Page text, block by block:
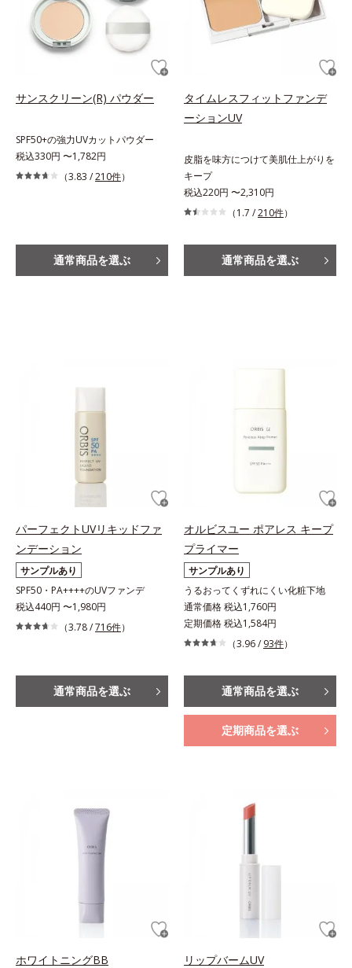
サンスクリーン(R) パウダー
SPF50+の強力UVカットパウダー
税込330円 〜1,782円
（3.83 /210件）
通常商品を選ぶ
タイムレスフィットファンデ
ーションUV
皮脂を味方につけて美肌仕上がりを
キープ
税込220円 〜2,310円
（1.7 /210件）
通常商品を選ぶ
パーフェクトUVリキッドファ
ンデーション
サンプルあり
SPF50・PA++++のUVファンデ
税込440円 〜1,980円
（3.78 /716件）
通常商品を選ぶ
オルビスユー ポアレス キープ
プライマー
サンプルあり
うるおってくずれにくい化粧下地
通常価格 税込1,760円
定期価格 税込1,584円
（3.96 / 93件）
通常商品を選ぶ
定期商品を選ぶ
ホワイトニングBB リップバームUV